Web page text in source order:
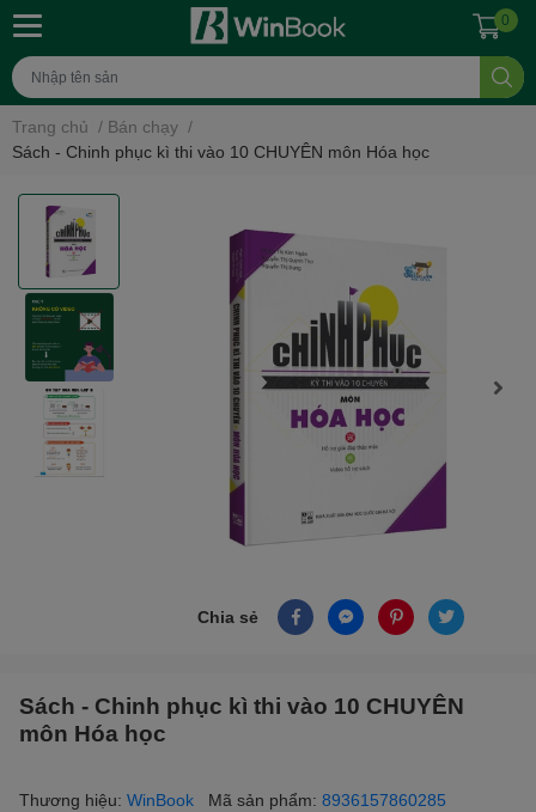
0
Trang chủ / Bán chạy /
Sách - Chinh phục kì thi vào 10 CHUYÊN môn Hóa học
Chia sẻ
Sách - Chinh phục kì thi vào 10 CHUYÊN
môn Hóa học
Thương hiệu: WinBook Mã sản phẩm: 8936157860285